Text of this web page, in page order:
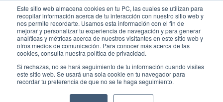
Este sitio web almacena cookies en tu PC, las cuales se utilizan para
recopilar información acerca de tu interacción con nuestro sitio web y
nos permite recordarte. Usamos esta información con el fin de
mejorar y personalizar tu experiencia de navegación y para generar
analíticas y métricas acerca de nuestros visitantes en este sitio web y
otros medios de comunicación. Para conocer más acerca de las
cookies, consulta nuestra política de privacidad.
Si rechazas, no se hará seguimiento de tu información cuando visites
este sitio web. Se usará una sola cookie en tu navegador para
recordar tu preferencia de que no se te haga seguimiento.
contenido
Fundación Actívate
Debate,Formación de debate